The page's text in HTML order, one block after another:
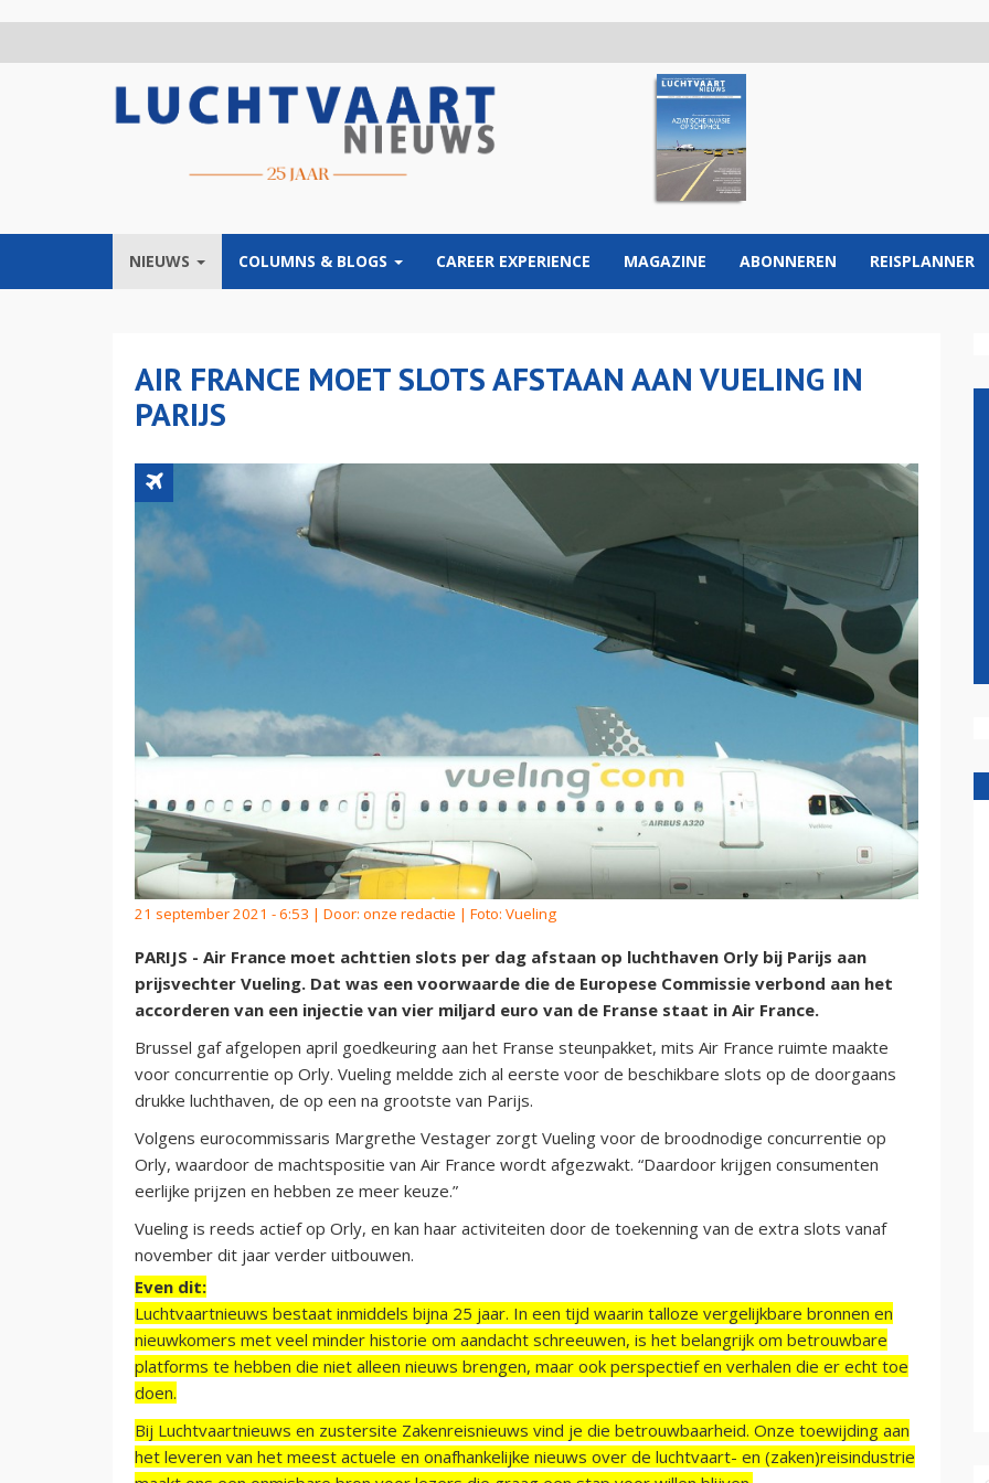
NIEUWS COLUMNS & BLOGS CAREER EXPERIENCE MAGAZINE ABONNEREN REISPLANNER
AIR FRANCE MOET SLOTS AFSTAAN AAN VUELING IN
PARIJS
21 september 2021 - 6:53 | Door: onze redactie | Foto: Vueling
PARIJS - Air France moet achttien slots per dag afstaan op luchthaven Orly bij Parijs aan
prijsvechter Vueling. Dat was een voorwaarde die de Europese Commissie verbond aan het
accorderen van een injectie van vier miljard euro van de Franse staat in Air France.
Brussel gaf afgelopen april goedkeuring aan het Franse steunpakket, mits Air France ruimte maakte
voor concurrentie op Orly. Vueling meldde zich al eerste voor de beschikbare slots op de doorgaans
drukke luchthaven, de op een na grootste van Parijs.
Volgens eurocommissaris Margrethe Vestager zorgt Vueling voor de broodnodige concurrentie op
Orly, waardoor de machtspositie van Air France wordt afgezwakt. “Daardoor krijgen consumenten
eerlijke prijzen en hebben ze meer keuze.”
Vueling is reeds actief op Orly, en kan haar activiteiten door de toekenning van de extra slots vanaf
november dit jaar verder uitbouwen.
Even dit:
Luchtvaartnieuws bestaat inmiddels bijna 25 jaar. In een tijd waarin talloze vergelijkbare bronnen en
nieuwkomers met veel minder historie om aandacht schreeuwen, is het belangrijk om betrouwbare
platforms te hebben die niet alleen nieuws brengen, maar ook perspectief en verhalen die er echt toe
doen.
Bij Luchtvaartnieuws en zustersite Zakenreisnieuws vind je die betrouwbaarheid. Onze toewijding aan
het leveren van het meest actuele en onafhankelijke nieuws over de luchtvaart- en (zaken)reisindustrie